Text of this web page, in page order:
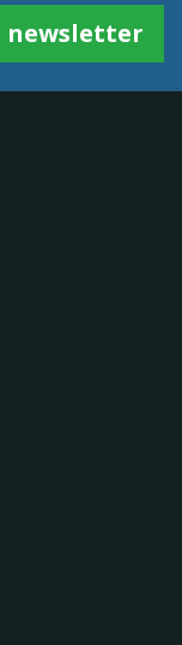
newsletter